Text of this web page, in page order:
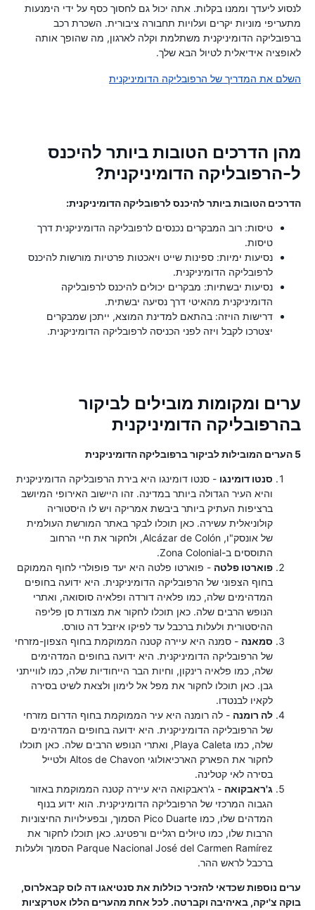
לנסוע ליעדך וממנו בקלות. אתה יכול גם לחסוך כסף על ידי הימנעות
מתעריפי מוניות יקרים ועלויות תחבורה ציבורית. השכרת רכב
ברפובליקה הדומיניקנית משתלמת וקלה לארגון, מה שהופך אותה
לאופציה אידיאלית לטיול הבא שלך.
השלם את המדריך של הרפובליקה הדומיניקנית
מהן הדרכים הטובות ביותר להיכנס
ל-הרפובליקה הדומיניקנית?
הדרכים הטובות ביותר להיכנס לרפובליקה הדומיניקנית:
טיסות: רוב המבקרים נכנסים לרפובליקה הדומיניקנית דרך
טיסות.
נסיעות ימיות: ספינות שייט ויאכטות פרטיות מורשות להיכנס
לרפובליקה הדומיניקנית.
נסיעות יבשתיות: מבקרים יכולים להיכנס לרפובליקה
הדומיניקנית מהאיטי דרך נסיעה יבשתית.
דרישות הויזה: בהתאם למדינת המוצא, ייתכן שמבקרים
יצטרכו לקבל ויזה לפני הכניסה לרפובליקה הדומיניקנית.
ערים ומקומות מובילים לביקור
בהרפובליקה הדומיניקנית
5 הערים המובילות לביקור ברפובליקה הדומיניקנית
סנטו דומינגו - סנטו דומינגו היא בירת הרפובליקה הדומיניקנית
והיא העיר הגדולה ביותר במדינה. זהו היישוב האירופי המיושב
ברציפות העתיק ביותר ביבשת אמריקה ויש לו היסטוריה
קולוניאלית עשירה. כאן תוכלו לבקר באתר המורשת העולמית
של אונסק"ו, Alcázar de Colón, ולחקור את חיי הרחוב
התוססים ב-Zona Colonial.
פוארטו פלטה - פוארטו פלטה היא יעד פופולרי לחוף הממוקם
בחוף הצפוני של הרפובליקה הדומיניקנית. היא ידועה בחופים
המדהימים שלה, כמו פלאיה דורדה ופלאיה סוסואה, ואתרי
הנופש הרבים שלה. כאן תוכלו לחקור את מצודת סן פליפה
ההיסטורית ולעלות ברכבל עד לפיקו איזבל דה טורס.
סמאנה - סמנה היא עיירה קטנה הממוקמת בחוף הצפון-מזרחי
של הרפובליקה הדומיניקנית. היא ידועה בחופים המדהימים
שלה, כמו פלאיה רינקון, וחיות הבר הייחודיות שלה, כמו לווייתני
גבן. כאן תוכלו לחקור את מפל אל לימון ולצאת לשיט בסירה
לקאיו לבנטדו.
לה רומנה - לה רומנה היא עיר הממוקמת בחוף הדרום מזרחי
של הרפובליקה הדומיניקנית. היא ידועה בחופים המדהימים
שלה, כמו Playa Caleta, ואתרי הנופש הרבים שלה. כאן תוכלו
לחקור את הפארק הארכיאולוגי Altos de Chavon ולטייל
בסירה לאי קטלינה.
ג'ראבקואה - ג'ראבקואה היא עיירה קטנה הממוקמת באזור
הגבוה המרכזי של הרפובליקה הדומיניקנית. הוא ידוע בנוף
המדהים שלו, כמו Pico Duarte הסמוך, ובפעילויות החיצוניות
הרבות שלו, כמו טיולים רגליים ורפטינג. כאן תוכלו לחקור את
Parque Nacional José del Carmen Ramírez הסמוך ולעלות
ברכבל לראש ההר.
ערים נוספות שכדאי להזכיר כוללות את סנטיאגו דה לוס קבאלרוס,
בוקה צ'יקה, באיהיבה וקברטה. לכל אחת מהערים הללו אטרקציות